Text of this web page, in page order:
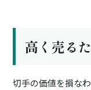
高く売る
切手の価値を損な